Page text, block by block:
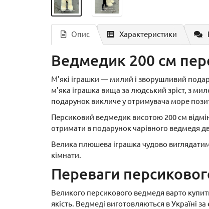
Опис Характеристики
Ведмедик 200 см
М'які іграшки — милий і зворушливий
м'яка іграшка вища за людський зріст, з
подарунок викличе у отримувача море
Персиковий ведмедик висотою 200 см
отримати в подарунок чарівного ведмедя
Велика плюшева іграшка чудово
кімнати.
Переваги
Великого персикового ведмедя варто
якість. Ведмеді виготовляються в Україні